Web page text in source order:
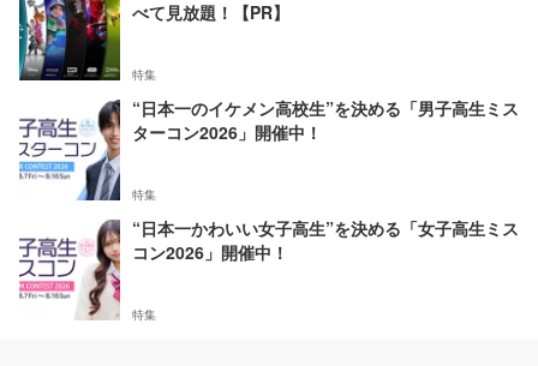
べて見放題！【PR】
特集
“日本一のイケメン高校生”を決める「男子高生ミス
ターコン2026」開催中！
特集
“日本一かわいい女子高生”を決める「女子高生ミス
コン2026」開催中！
特集